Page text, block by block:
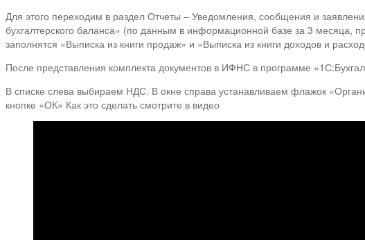
Для этого переходим в раздел Отчеты – Уведомления, сообщения и
бухгалтерского баланса» (по данным в информационной базе за 3
заполнятся «Выписка из книги продаж» и «Выписка из книги доходов и
После представления комплекта документов в ИФНС в программе
В списке слева выбираем НДС. В окне справа устанавливаем флажок
кнопке «ОК» Как это сделать смотрите в видео